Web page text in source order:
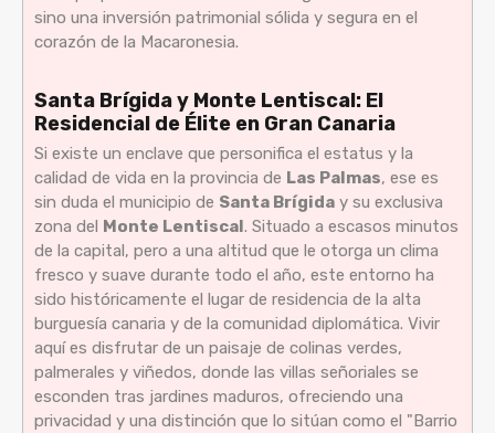
sino una inversión patrimonial sólida y segura en el
corazón de la Macaronesia.
Santa Brígida y Monte Lentiscal: El
Residencial de Élite en Gran Canaria
Si existe un enclave que personifica el estatus y la
calidad de vida en la provincia de Las Palmas, ese es
sin duda el municipio de Santa Brígida y su exclusiva
zona del Monte Lentiscal. Situado a escasos minutos
de la capital, pero a una altitud que le otorga un clima
fresco y suave durante todo el año, este entorno ha
sido históricamente el lugar de residencia de la alta
burguesía canaria y de la comunidad diplomática. Vivir
aquí es disfrutar de un paisaje de colinas verdes,
palmerales y viñedos, donde las villas señoriales se
esconden tras jardines maduros, ofreciendo una
privacidad y una distinción que lo sitúan como el "Barrio